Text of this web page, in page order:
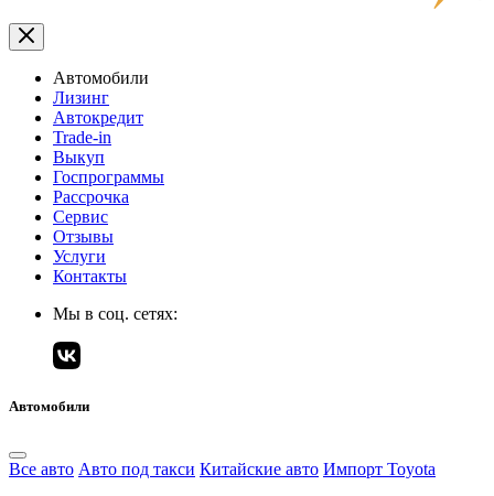
Автомобили
Лизинг
Автокредит
Trade-in
Выкуп
Госпрограммы
Рассрочка
Сервис
Отзывы
Услуги
Контакты
Мы в соц. сетях:
Автомобили
Все авто Авто под такси Китайские авто Импорт Toyota